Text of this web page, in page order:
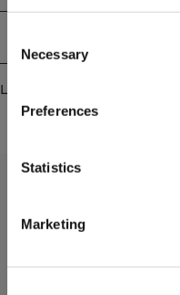
Selection
Necessary
Preferences
Statistics
Marketing
framtill. 54% Bomull, 46%
Liknande produkter
När